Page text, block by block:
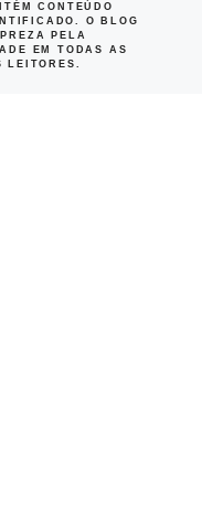
CONTEÚDO
O BLOG
PELA
EM TODAS AS
LEITORES.